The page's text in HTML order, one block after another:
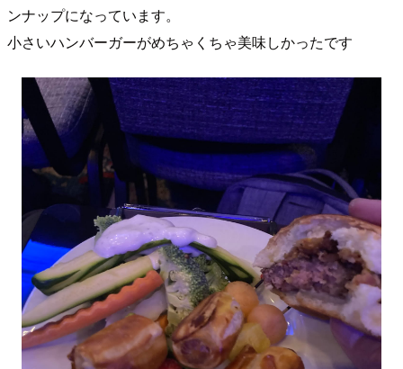
ンナップになっています。
小さいハンバーガーがめちゃくちゃ美味しかったです